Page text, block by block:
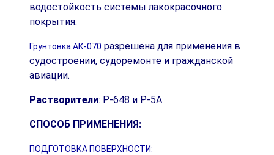
водостойкость системы лакокрасочного
покрытия.
Грунтовка АК-070 разрешена для применения в
судостроении, судоремонте и гражданской
авиации.
Растворители: Р-648 и Р-5А
СПОСОБ ПРИМЕНЕНИЯ:
ПОДГОТОВКА ПОВЕРХНОСТИ: